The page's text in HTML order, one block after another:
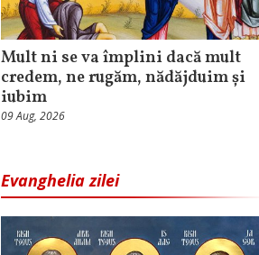
Mult ni se va împlini dacă mult
credem, ne rugăm, nădăjduim și
iubim
09 Aug, 2026
Evanghelia zilei